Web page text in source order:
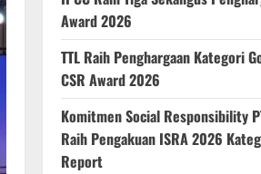
Award 2026
TTL Raih Penghargaan Kategori
CSR Award 2026
Komitmen Social Responsibility
Raih Pengakuan ISRA 2026
Report